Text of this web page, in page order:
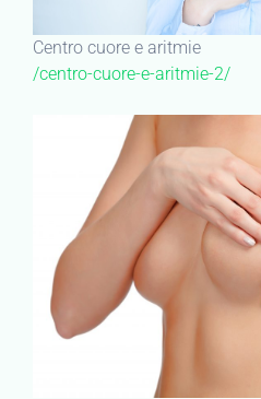
Centro cuore e aritmie
/centro-cuore-e-aritmie-2/